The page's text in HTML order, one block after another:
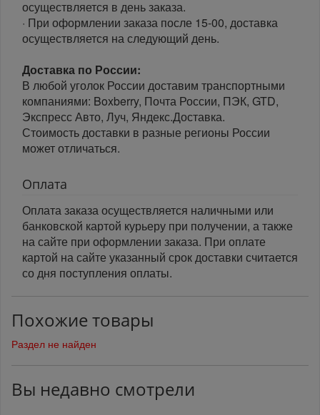
осуществляется в день заказа.
· При оформлении заказа после 15-00, доставка
осуществляется на следующий день.
Доставка по России:
В любой уголок России доставим транспортными
компаниями: Boxberry, Почта России, ПЭК, GTD,
Экспресс Авто, Луч, Яндекс.Доставка.
Стоимость доставки в разные регионы России
может отличаться.
Оплата
Оплата заказа осуществляется наличными или
банковской картой курьеру при получении, а также
на сайте при оформлении заказа. При оплате
картой на сайте указанный срок доставки считается
со дня поступления оплаты.
Похожие товары
Раздел не найден
Вы недавно смотрели